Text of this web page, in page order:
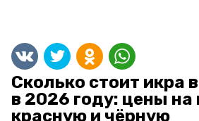
Сколько стоит икра
в 2026 году: цены
красную и чёрную